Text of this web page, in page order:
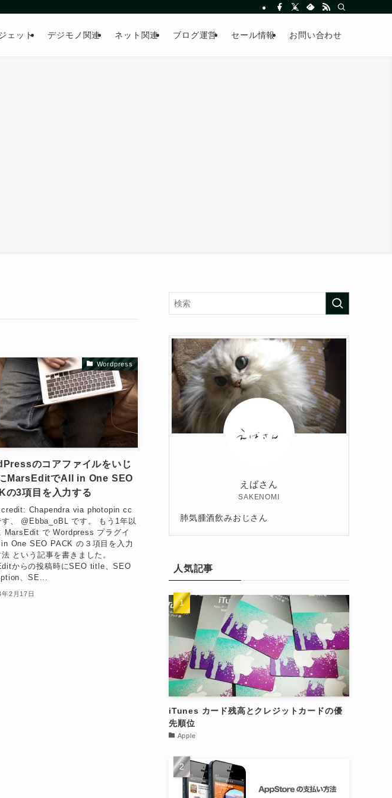
ェット デジモノ関連 ネット関連 ブログ運営 セール情報 お問い合わせ
Wordpress
のコアファイルをいじ
MarsEditでAll in One SEO
の3項目を入力する
Chapendra via photopin cc
す、 @Ebba_oBL です。 もう1年以
MarsEdit で Wordpress プラグイ
One SEO PACK の３項目を入力
という記事を書きました。
からの投稿時にSEO title、SEO
、SE...
2月17日
えばさん
SAKENOMI
肺気腫酒飲みおじさん
人気記事
iTunes カード残高とクレジットカードの優
先順位
Apple